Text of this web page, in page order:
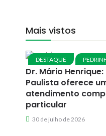
Mais vistos
DESTAQUE
Dr. Mário
Paulista oferece
atendimento
particular
30 de julho de 2026